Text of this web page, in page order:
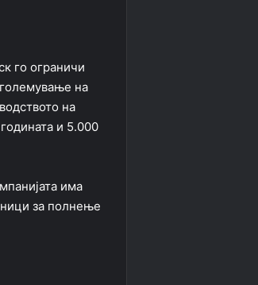
го ограничи
на
на
и 5.000
има
за полнење